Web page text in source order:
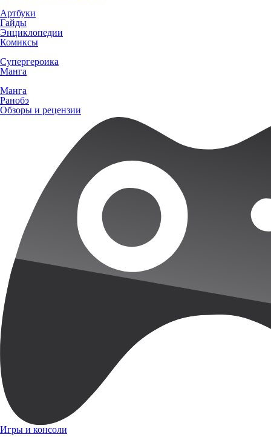
Артбуки
Гайды
Энциклопедии
Комиксы
Супергероика
Манга
Манга
Ранобэ
Обзоры и рецензии
Игры и консоли